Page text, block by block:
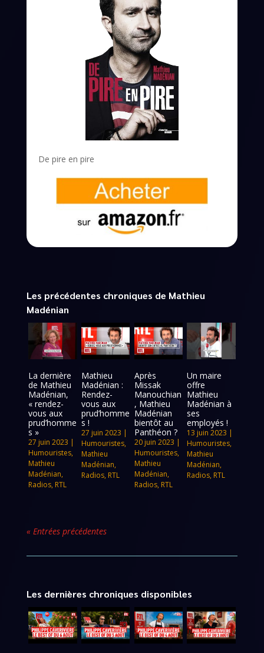
De pire en pire
Les précédentes chroniques de Mathieu
Madénian
La dernière
de Mathieu
Madénian,
« rendez-
vous aux
prud’homme
s »
27 juin 2023 |
Humouristes,
Mathieu
Madénian,
Radios, RTL
Mathieu
Madénian :
Rendez-
vous aux
prud’homme
s !
27 juin 2023 |
Humouristes,
Mathieu
Madénian,
Radios, RTL
Après
Missak
Manouchian
, Mathieu
Madénian
bientôt au
Panthéon ?
20 juin 2023 |
Humouristes,
Mathieu
Madénian,
Radios, RTL
Un maire
offre
Mathieu
Madénian à
ses
employés !
13 juin 2023 |
Humouristes,
Mathieu
Madénian,
Radios, RTL
« Entrées précédentes
Les dernières chroniques disponibles